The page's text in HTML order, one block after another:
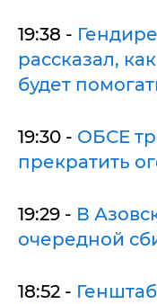
19:38 -
рассказал,
будет
19:30 - ОБСЕ
прекратить
19:29 - В
очередной
18:52 -